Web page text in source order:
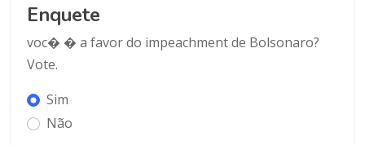
Enquete
voc� � a favor do impeachment de Bolsonaro?
Vote.
Sim
Não